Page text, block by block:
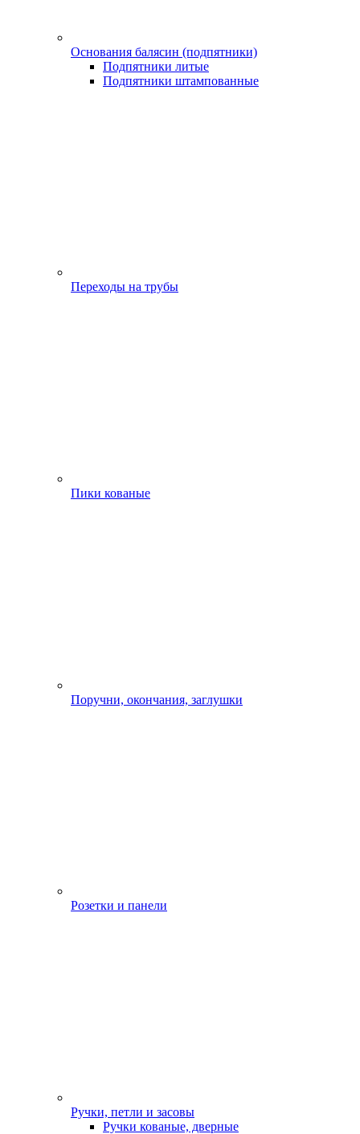
Основания балясин (подпятники)
Подпятники литые
Подпятники штампованные
Переходы на трубы
Пики кованые
Поручни, окончания, заглушки
Розетки и панели
Ручки, петли и засовы
Ручки кованые, дверные